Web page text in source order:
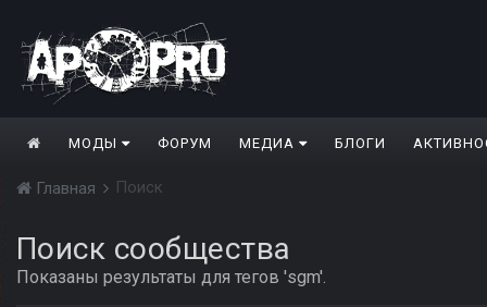
МОДЫ ФОРУМ МЕДИА БЛОГИ
Главная Поиск
Поиск сообщества
Показаны результаты для тегов 'sgm'.